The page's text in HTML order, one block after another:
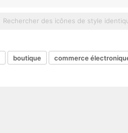
boutique commerce